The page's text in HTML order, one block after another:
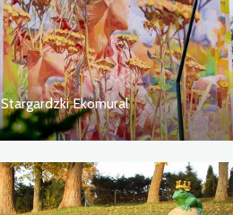
Stargardzki Ekomural